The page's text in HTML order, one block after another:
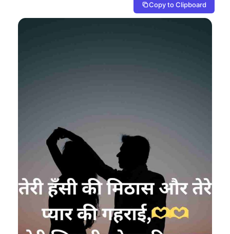
Copy to Clipboard